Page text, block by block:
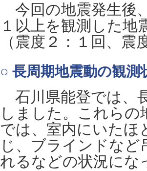
今回の地震発生後
１以上を観測した地
（震度２：１回、震
○ 長周期地震動の観測
石川県能登では、
しました。これらの
では、室内にいたほ
じ、ブラインドな
れるなどの状況にな